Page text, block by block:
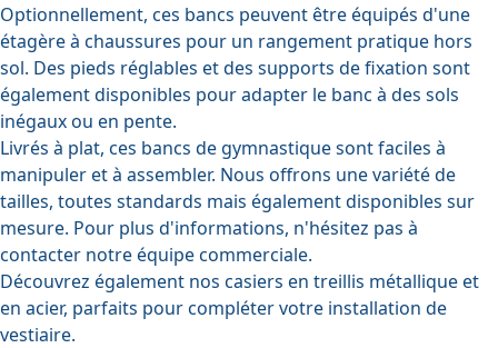
Optionnellement, ces bancs peuvent être équipés d'une
étagère à chaussures pour un rangement pratique hors
sol. Des pieds réglables et des supports de fixation sont
également disponibles pour adapter le banc à des sols
inégaux ou en pente.
Livrés à plat, ces bancs de gymnastique sont faciles à
manipuler et à assembler. Nous offrons une variété de
tailles, toutes standards mais également disponibles sur
mesure. Pour plus d'informations, n'hésitez pas à
contacter notre équipe commerciale.
Découvrez également nos casiers en treillis métallique et
en acier, parfaits pour compléter votre installation de
vestiaire.